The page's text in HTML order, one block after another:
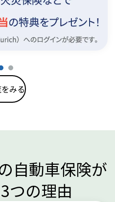
みる
自動車保険が
つの理由